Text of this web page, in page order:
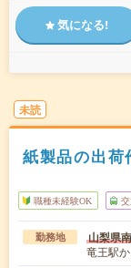
気になる!
未読
紙製品の出
職種未経験OK
勤務地 山梨県
竜王駅